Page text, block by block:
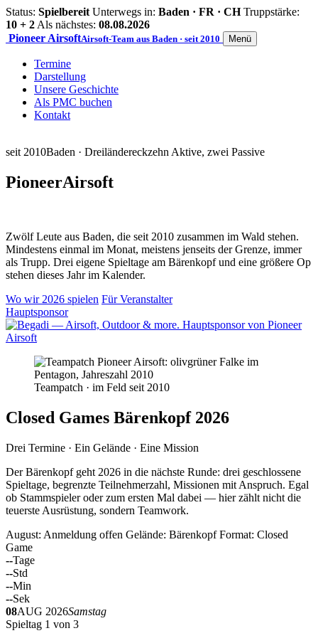
Status: Spielbereit Unterwegs in: Baden · FR · CH Truppstärke:
10 + 2 Als nächstes: 08.08.2026
Pioneer AirsoftAirsoft-Team aus Baden · seit 2010 Menü
Termine
Darstellung
Unsere Geschichte
Als PMC buchen
Kontakt
seit 2010Baden · Dreiländereckzehn Aktive, zwei Passive
PioneerAirsoft
Zwölf Leute aus Baden, die seit 2010 zusammen im Wald stehen.
Mindestens einmal im Monat, meistens jenseits der Grenze, immer
als Trupp. Drei eigene Spieltage am Bärenkopf und eine größere Op
stehen dieses Jahr im Kalender.
Wo wir 2026 spielen Für Veranstalter
Hauptsponsor
Teampatch · im Feld seit 2010
Closed Games Bärenkopf 2026
Drei Termine · Ein Gelände · Eine Mission
Der Bärenkopf geht 2026 in die nächste Runde: drei geschlossene
Spieltage, begrenzte Teilnehmerzahl, Missionen mit Anspruch. Egal
ob Stammspieler oder zum ersten Mal dabei — hier zählt nicht die
teuerste Ausrüstung, sondern Teamwork.
August: Anmeldung offen Gelände: Bärenkopf Format: Closed
Game
--Tage
--Std
--Min
--Sek
08AUG 2026Samstag
Spieltag 1 von 3